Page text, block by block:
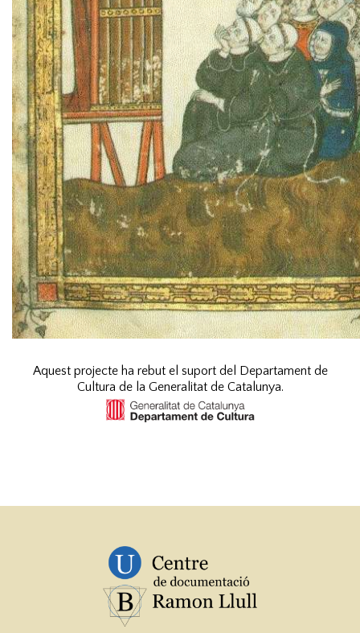
Aquest projecte ha rebut el suport del Departament de
Cultura de la Generalitat de Catalunya.